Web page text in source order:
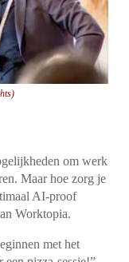
om werk
Maar hoe zorg je
AI-proof
Worktopia.
met het